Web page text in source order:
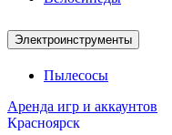
Электроинструменты
Пылесосы
Аренда игр и аккаунтов
Красноярск